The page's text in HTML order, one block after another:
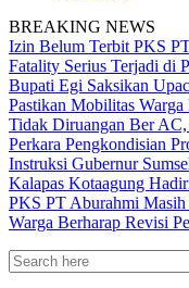
BREAKING NEWS
Izin Belum Terbit PKS
Fatality Serius Terjadi di
Bupati Egi Saksikan
Pastikan Mobilitas
Tidak Diruangan Ber
Perkara Pengkondisian
Instruksi Gubernur
Kalapas Kotaagung
PKS PT Aburahmi
Warga Berharap Revisi